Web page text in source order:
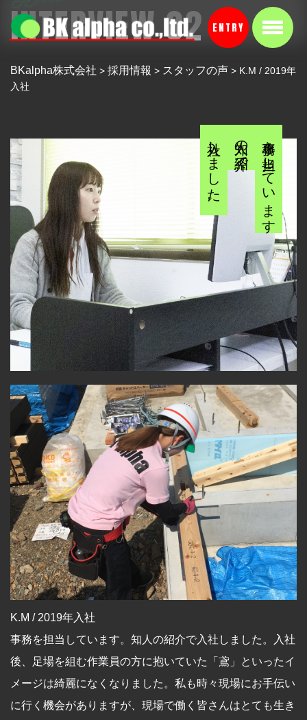
ENTRY
INTERVIEW 02
BKalpha株式会社 > 採用情報 > スタッフの声 > K.M / 2019年
入社
事務を担当しています
知人の紹介で
入社しました。
K.M / 2019年入社
事務を担当しています。知人の紹介で入社しました。入社
後、足場を組む作業員の方に抱いていた「鳶」といったイ
メージは綺麗になくなりました。私も時々現場にお手伝い
に行く機会がありますが、現場で働く皆さんはとても生き